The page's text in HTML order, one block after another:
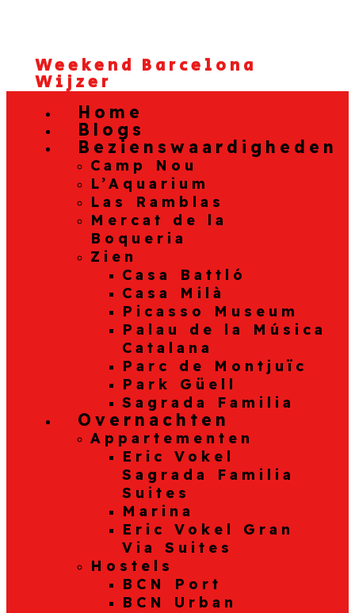
Weekend Barcelona
Wijzer
Home
Blogs
Bezienswaardigheden
Camp Nou
L’Aquarium
Las Ramblas
Mercat de la
Boqueria
Zien
Casa Battló
Casa Milà
Picasso Museum
Palau de la Música
Catalana
Parc de Montjuïc
Park Güell
Sagrada Familia
Overnachten
Appartementen
Eric Vokel
Sagrada Familia
Suites
Marina
Eric Vokel Gran
Via Suites
Hostels
BCN Port
BCN Urban